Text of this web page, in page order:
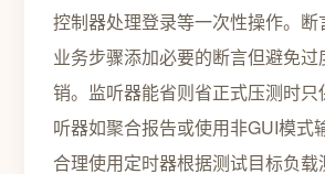
控制器处理登录等一次性操作。
业务步骤添加必要的断言但避免
销。监听器能省则省正式压测时只
听器如聚合报告或使用非GUI模式
合理使用定时器根据测试目标负载